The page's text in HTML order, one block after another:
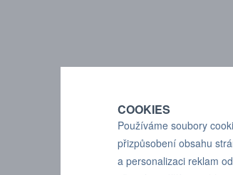
COOKIES
Používáme soubory
přizpůsobení obsahu
a personalizaci reklam od